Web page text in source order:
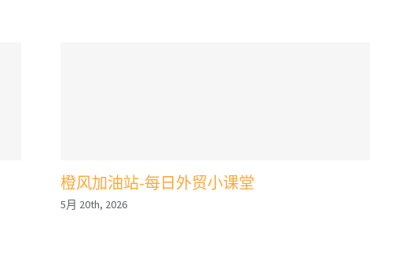
橙风加油站-每日外贸小课堂
5月 20th, 2026